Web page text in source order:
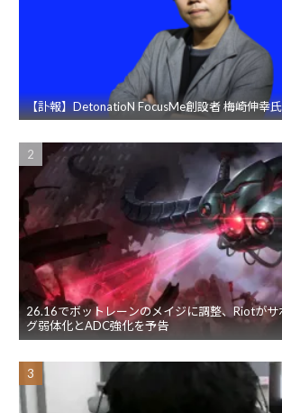
【訃報】DetonatioN FocusMe創設者 梅崎伸幸
26.16でボットレーンのメイジに調整、Riotがサ
グ弱体化とADC強化を予告